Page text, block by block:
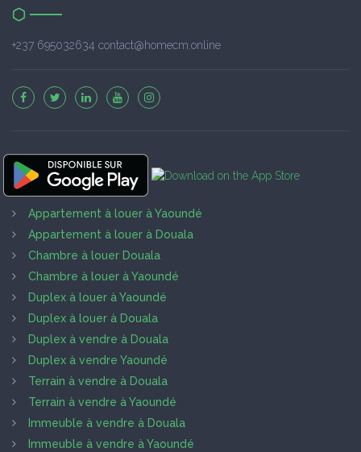
+237 695032634 contact@homecm.online
Appartement à louer à Yaoundé
Appartement à louer à Douala
Chambre à louer Douala
Chambre à louer à Yaoundé
Duplex à louer à Yaoundé
Duplex à louer à Douala
Duplex à vendre à Douala
Duplex à vendre Yaoundé
Terrain à vendre à Douala
Terrain à vendre à Yaoundé
Immeuble à vendre à Douala
Immeuble à vendre à Yaoundé